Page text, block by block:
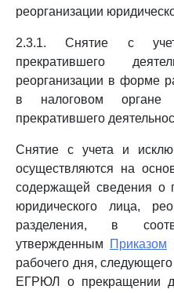
реорганизации
2.3.1. Снятие с
прекратившего
реорганизации в форме
в налоговом
прекратившего
Снятие с учета и
осуществляются на
содержащей сведения о
юридического лица,
разделения, в
утвержденным
Приказом
рабочего дня,
ЕГРЮЛ о прекращении